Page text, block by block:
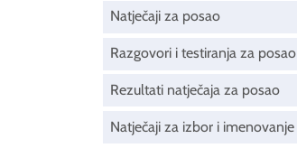
Natječaji za posao
Razgovori i testiranja za posao
Rezultati natječaja za posao
Natječaji za izbor i imenovanje